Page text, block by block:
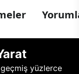
yüzlerce